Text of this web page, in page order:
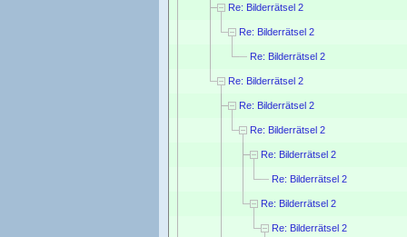
Re: Bilderrätsel 2
Re: Bilderrätsel 2
Re: Bilderrätsel 2
Re: Bilderrätsel 2
Re: Bilderrätsel 2
Re: Bilderrätsel 2
Re: Bilderrätsel 2
Re: Bilderrätsel 2
Re: Bilderrätsel 2
Re: Bilderrätsel 2